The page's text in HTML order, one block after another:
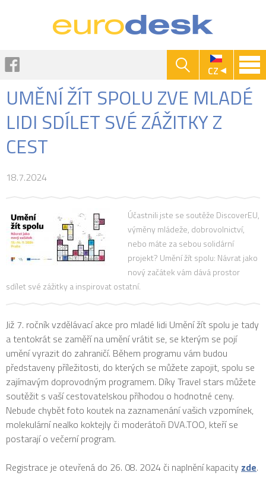
CZ
UMĚNÍ ŽÍT SPOLU ZVE MLADÉ
LIDI SDÍLET SVÉ ZÁŽITKY Z
CEST
18.7.2024
Účastnili jste se soutěže DiscoverEU,
výměny mládeže, dobrovolnictví,
nebo máte za sebou solidární
projekt? Umění žít spolu: Návrat jako
nový začátek vám dává prostor
sdílet své zážitky a inspirovat ostatní.
Již 7. ročník vzdělávací akce pro mladé lidi Umění žít spolu je tady
a tentokrát se zaměří na umění vrátit se, se kterým se pojí
umění vyrazit do zahraničí. Během programu vám budou
představeny příležitosti, do kterých se můžete zapojit, spolu se
zajímavým doprovodným programem. Díky Travel stars můžete
soutěžit s vaší cestovatelskou příhodou o hodnotné ceny.
Nebude chybět foto koutek na zaznamenání vašich vzpomínek,
molekulární nealko koktejly či moderátoři DVA.TOO, kteří se
postarají o večerní program.
Registrace je otevřená do 26. 08. 2024 či naplnění kapacity zde.